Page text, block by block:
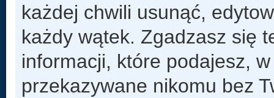
każdej chwili usunąć,
każdy wątek. Zgadzasz się
informacji, które podajesz,
przekazywane nikomu bez